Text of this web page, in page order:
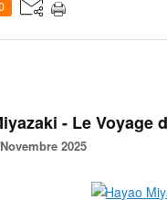
- Le Voyage
2025